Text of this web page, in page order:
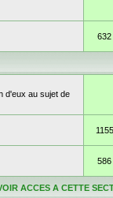
632
d'eux au sujet de
1155
586
ACCES A CETTE